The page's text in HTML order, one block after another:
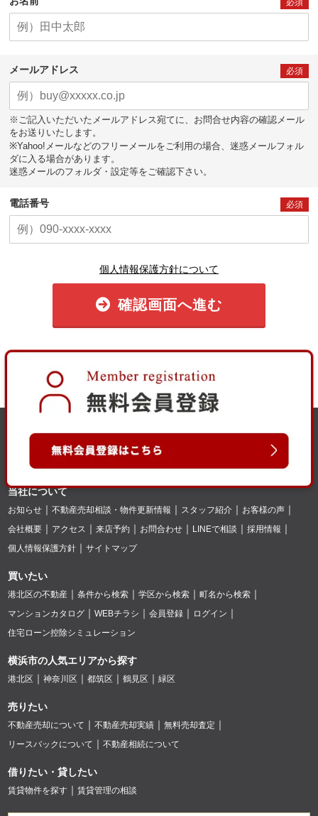
必須
メールアドレス 必須
※ご記入いただいたメールアドレス宛てに、お問合せ内容の確認メール
をお送りいたします。
※Yahoo!メールなどのフリーメールをご利用の場合、迷惑メールフォル
ダに入る場合があります。
迷惑メールのフォルダ・設定等をご確認下さい。
電話番号 必須
個人情報保護方針について
確認画面へ進む
当社について
お知らせ 不動産売却相談・物件更新情報 スタッフ紹介
お客様の声
会社概要
アクセス 来店予約 お問合わせ LINEで相談
採用情報
個人情報保護方針
サイトマップ
買いたい
港北区の不動産 条件から検索 学区から検索
町名から検索
マンションカタログ
WEBチラシ 会員登録
ログイン
住宅ローン控除シミュレーション
横浜市の人気エリアから探す
港北区 神奈川区 都筑区 鶴見区 緑区
売りたい
不動産売却について 不動産売却実績
無料売却査定
リースバックについて
不動産相続について
借りたい・貸したい
賃貸物件を探す 賃貸管理の相談